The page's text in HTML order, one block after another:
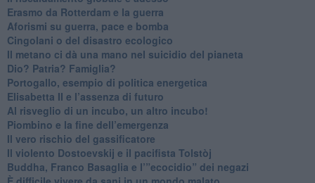
​Erasmo da Rotterdam e la guerra
​Aforismi su guerra, pace e bomba
Cingolani o del disastro ecologico
​Il metano ci dà una mano nel suicidio del pianeta
​Dio? Patria? Famiglia?
Portogallo, esempio di politica energetica
​Elisabetta II e l’assenza di futuro
Al risveglio di un incubo, un altro incubo!
​Piombino e la fine dell’emergenza
​Il vero rischio del gassificatore
​Il violento Dostoevskij e il pacifista Tolstòj
​Buddha, Franco Basaglia e l’”ecocidio” dei negazi